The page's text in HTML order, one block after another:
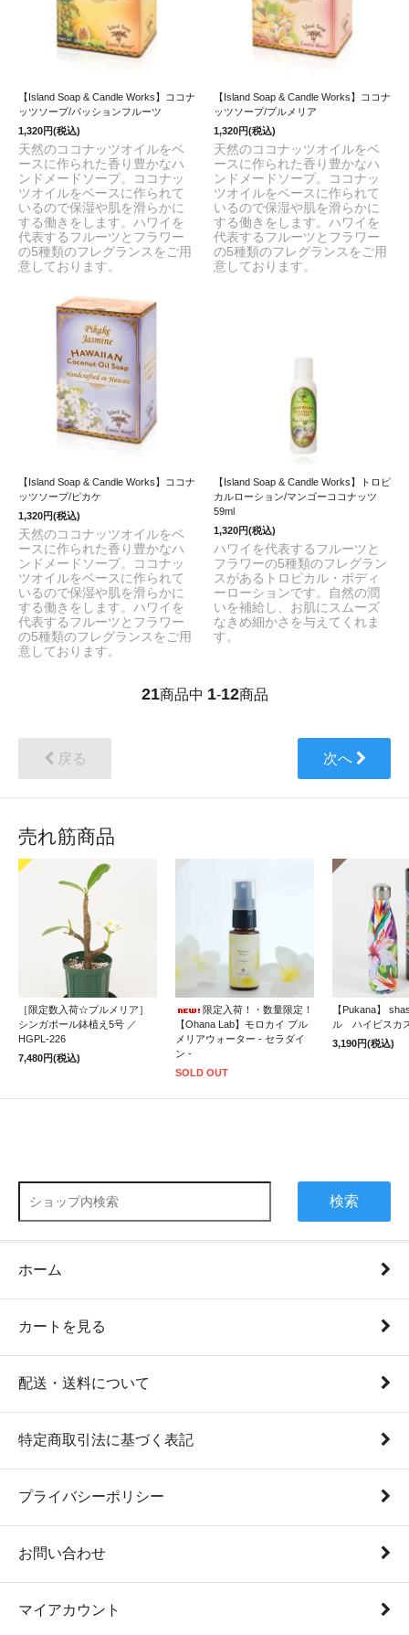
【Island Soap & Candle Works】ココナ
ッツソープ/パッションフルーツ
1,320円(税込)
天然のココナッツオイルをベ
ースに作られた香り豊かなハ
ンドメードソープ。ココナッ
ツオイルをベースに作られて
いるので保湿や肌を滑らかに
する働きをします。ハワイを
代表するフルーツとフラワー
の5種類のフレグランスをご用
意しております。
【Island Soap & Candle Works】ココナ
ッツソープ/プルメリア
1,320円(税込)
天然のココナッツオイルをベ
ースに作られた香り豊かなハ
ンドメードソープ。ココナッ
ツオイルをベースに作られて
いるので保湿や肌を滑らかに
する働きをします。ハワイを
代表するフルーツとフラワー
の5種類のフレグランスをご用
意しております。
【Island Soap & Candle Works】ココナ
ッツソープ/ピカケ
1,320円(税込)
天然のココナッツオイルをベ
ースに作られた香り豊かなハ
ンドメードソープ。ココナッ
ツオイルをベースに作られて
いるので保湿や肌を滑らかに
する働きをします。ハワイを
代表するフルーツとフラワー
の5種類のフレグランスをご用
意しております。
【Island Soap & Candle Works】トロピ
カルローション/マンゴーココナッツ
59ml
1,320円(税込)
ハワイを代表するフルーツと
フラワーの5種類のフレグラン
スがあるトロピカル・ボディ
ーローションです。自然の潤
いを補給し、お肌にスムーズ
なきめ細かさを与えてくれま
す。
21商品中 1-12商品
戻る 次へ
売れ筋商品
［限定数入荷☆プルメリア］
シンガポール鉢植え5号 ／
HGPL-226
7,480円(税込)
限定入荷！・数量限定！
【Ohana Lab】モロカイ プル
メリアウォーター - セラダイ
ン -
SOLD OUT
【Pukana】
ル ハイビスカ
3,190円(税込)
検索
ホーム
カートを見る
配送・送料について
特定商取引法に基づく表記
プライバシーポリシー
お問い合わせ
マイアカウント